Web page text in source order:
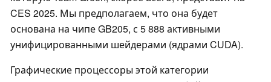
CES 2025. Мы предполагаем, что она будет
основана на чипе GB205, с 5 888 активными
унифицированными шейдерами (ядрами CUDA).
Графические процессоры этой категории